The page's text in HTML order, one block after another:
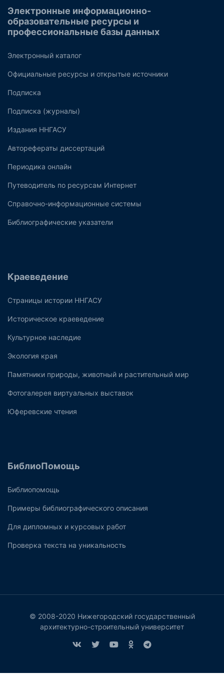
Электронные информационно-
образовательные ресурсы и
профессиональные базы данных
Электронный каталог
Официальные ресурсы и открытые источники
Подписка
Подписка (журналы)
Издания ННГАСУ
Авторефераты диссертаций
Периодика онлайн
Путеводитель по ресурсам Интернет
Справочно-информационные системы
Библиографические указатели
Краеведение
Страницы истории ННГАСУ
Историческое краеведение
Культурное наследие
Экология края
Памятники природы, животный и растительный мир
Фотогалерея виртуальных выставок
Юферевские чтения
БиблиоПомощь
Библиопомощь
Примеры библиографического описания
Для дипломных и курсовых работ
Проверка текста на уникальность
© 2008-2020 Нижегородский государственный
архитектурно-строительный университет